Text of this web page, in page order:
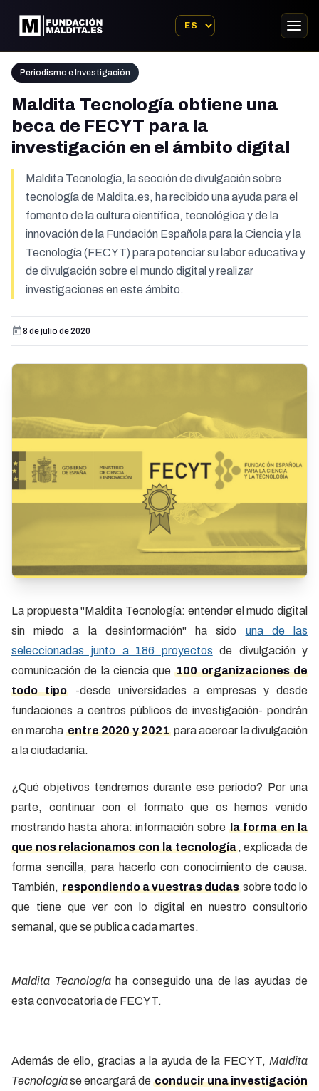
Periodismo e Investigación
Maldita Tecnología obtiene una
beca de FECYT para la
investigación en el ámbito digital
Maldita Tecnología, la sección de divulgación sobre
tecnología de Maldita.es, ha recibido una ayuda para el
fomento de la cultura científica, tecnológica y de la
innovación de la Fundación Española para la Ciencia y la
Tecnología (FECYT) para potenciar su labor educativa y
de divulgación sobre el mundo digital y realizar
investigaciones en este ámbito.
8 de julio de 2020
La propuesta "Maldita Tecnología: entender el mudo digital
sin miedo a la desinformación" ha sido una de las
seleccionadas junto a 186 proyectos de divulgación y
comunicación de la ciencia que100 organizaciones de
todo tipo-desde universidades a empresas y desde
fundaciones a centros públicos de investigación- pondrán
en marcha entre 2020 y 2021 para acercar la divulgación
a la ciudadanía.
¿Qué objetivos tendremos durante ese período? Por una
parte, continuar con el formato que os hemos venido
mostrando hasta ahora: información sobre la forma en la
que nos relacionamos con la tecnología, explicada de
forma sencilla, para hacerlo con conocimiento de causa.
También, respondiendo a vuestras dudas sobre todo lo
que tiene que ver con lo digital en nuestro consultorio
semanal, que se publica cada martes.
Maldita Tecnologíaha conseguido una de las ayudas de
esta convocatoria de FECYT.
Además de ello, gracias a la ayuda de la FECYT, Maldita
Tecnologíase encargará de conducir una investigación